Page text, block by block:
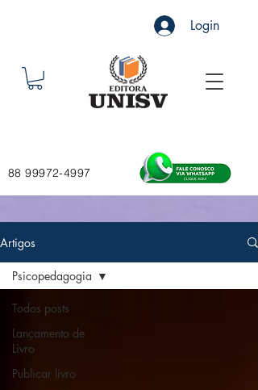
Login
88 99972-4997
Artigos
Todos posts
Lançamento de
Livro
Publicar livro
Psicopedagogia